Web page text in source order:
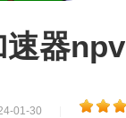
器npv
01-30